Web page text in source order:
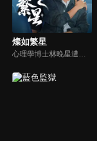
燦如繁星
心理學博士林晚星遭遇變故後回到家鄉宏景任教，邂逅頂級教練王法，並帶領一群墊底差生逆襲追夢，熱血救贖的故事。林晚星用“自由式”教育，培養少年們的獨立人格，幫助他們學會生活，融洽自我，發現所愛，勇於追求。未來人生裡，不遠狹路，終見光明。